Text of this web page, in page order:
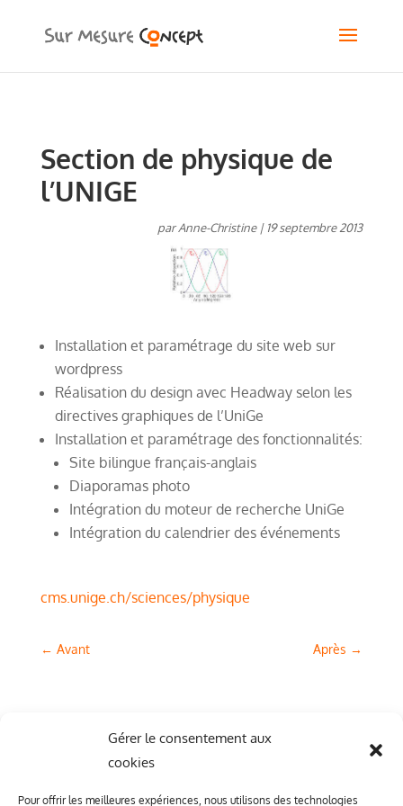
Gérer le consentement aux
cookies
Pour offrir les meilleures expériences, nous utilisons des technologies
Section de physique de
l’UNIGE
parAnne-Christine| 19 septembre 2013
Installation et paramétrage du site web sur
wordpress
Réalisation du design avec Headway selon les
directives graphiques de l’UniGe
Installation et paramétrage des fonctionnalités:
Site bilingue français-anglais
Diaporamas photo
Intégration du moteur de recherche UniGe
Intégration du calendrier des événements
cms.unige.ch/sciences/physique
← Avant Après →